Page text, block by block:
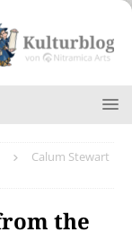
Calum Stewart
the